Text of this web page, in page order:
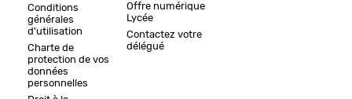
Conditions
générales
d'utilisation
Charte de
protection de vos
données
personnelles
Offre numérique
Lycée
Contactez votre
délégué